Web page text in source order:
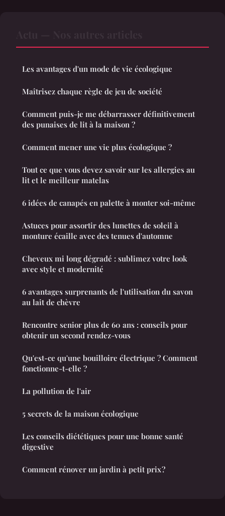
Les avantages d'un mode de vie écologique
Maîtrisez chaque règle de jeu de société
Comment puis-je me débarrasser définitivement
des punaises de lit à la maison ?
Comment mener une vie plus écologique ?
Tout ce que vous devez savoir sur les allergies au
lit et le meilleur matelas
6 idées de canapés en palette à monter soi-même
Astuces pour assortir des lunettes de soleil à
monture écaille avec des tenues d'automne
Cheveux mi long dégradé : sublimez votre look
avec style et modernité
6 avantages surprenants de l'utilisation du savon
au lait de chèvre
Rencontre senior plus de 60 ans : conseils pour
obtenir un second rendez-vous
Qu'est-ce qu'une bouilloire électrique ? Comment
fonctionne-t-elle ?
La pollution de l'air
5 secrets de la maison écologique
Les conseils diététiques pour une bonne santé
digestive
Comment rénover un jardin à petit prix ?